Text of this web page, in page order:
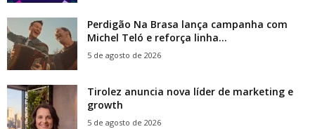
Perdigão Na Brasa lança campanha com
Michel Teló e reforça linha...
5 de agosto de 2026
Tirolez anuncia nova líder de marketing e
growth
5 de agosto de 2026